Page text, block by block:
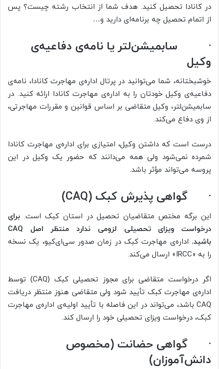
در کانادا تحصیل کنید. هدف شما از انتخاب رشته چیست؟ پس
از اتمام تحصیل چه برنامه‌ای دارید و…
· سابمیشن‌لتر یا نامه‌ی دفاعیه‌ی
وکیل
خوشبختانه، شما می‌توانید در پرتال اداره‌ی مهاجرت کانادا، نامه‌ی
دفاعیه‌ی وکیل خودتان را به اداره‌ی مهاجرت کانادا ارائه کنید. در
سابمیشن‌لتر، وکیل متقاضی بر اساس قوانین و مقررات مهاجرتی،
از وی دفاع می‌کند.
درست است که داشتن وکیل، امتیازی برای اداره‌ی مهاجرت کانادا
شمرده نمی‌شود ولی همه می‌دانند که حضور یک وکیل در این
پروسه می‌تواند مؤثر باشد.
· گواهی پذیرش کبک (CAQ)
این برگه مختص متقاضیان تحصیل در استان کبک است. برای
درخواست ویزای تحصیلی لزومی ندارد منتظر اصل
باشید. اداره‌ی مهاجرت کبک در زمان صدور سی‌ای‌کیو، یک نسخه
را به «IRCC» ارسال می‌کند.
اگر درخواست متقاضی برای مجوز تحصیلی کبک (CAQ) توسط
اداره‌ی مهاجرت کبک تأیید شود ولی متقاضی هنوز منتظر دریافت
CAQ باشد، می‌تواند در این فاصله با تأیید اولیه‌ی اداره‌ی مهاجرت
کبک، درخواست ویزای تحصیلی خود را ارسال کند.
· گواهی حضانت (مخصوص
دانش‌آموزان)